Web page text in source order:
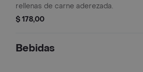
rellenas de carne aderezada.
$ 178,00
Bebidas